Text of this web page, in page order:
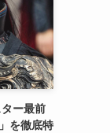
ー最前
を徹底特